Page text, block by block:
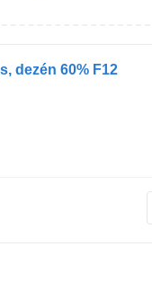
dezén 60% F12